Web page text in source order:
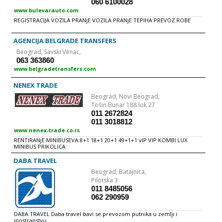
omogućavaju maksimalnu udobnost i visok kvalitet usluge.
Klimatizovana su i za još bolji ugođaj na raspolaganju vam je LCD
monitor, DVD player, mikrofon… Sva sedišta su anatomska, veoma
udobna, obarajuća I raspoređena tako da svim putnicima čak i duža
garantuje vam bezbednost na putevima.
060 6100028
www.bulevarauto.com
REGISTRACIJA VOZILA PRANjE VOZILA PRANjE TEPIHA PREVOZ ROBE
AGENCIJA BELGRADE TRANSFERS
Beograd, Savski Venac,
063 363860
www.belgradetransfers.com
NENEX TRADE
Beograd, Novi Beograd,
Tošin Bunar 188 lok 27
011 2672824
011 3018812
www.nenex-trade.co.rs
RENTIRANjE MINIBUSEVA 8+1 18+1 20+1 49+1+1 vIP VIP KOMBI LUX
MINIBUS PRIKOLICA
DABA TRAVEL
Beograd, Batajnica,
Pilotska 3
011 8485056
062 290959
DABA TRAVEL Daba travel bavi se prevozom putnika u zemlji i
inostranstvu.